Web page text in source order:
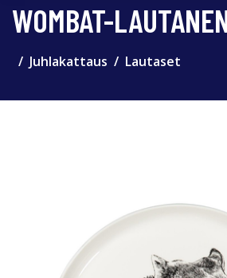
WOMBAT-
Juhlakattaus Lautaset